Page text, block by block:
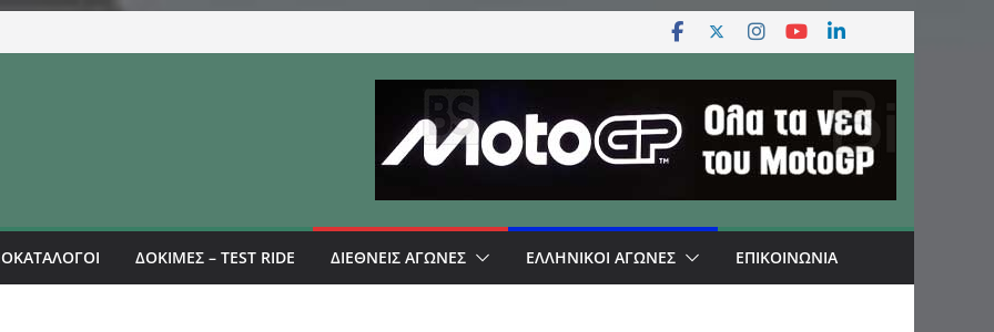
ΔΟΚΙΜΕΣ – TEST RIDE ΔΙΕΘΝΕΙΣ ΑΓΩΝΕΣ ΕΛΛΗΝΙΚΟΙ ΑΓΩΝΕΣ ΕΠΙΚΟΙΝΩΝΙΑ